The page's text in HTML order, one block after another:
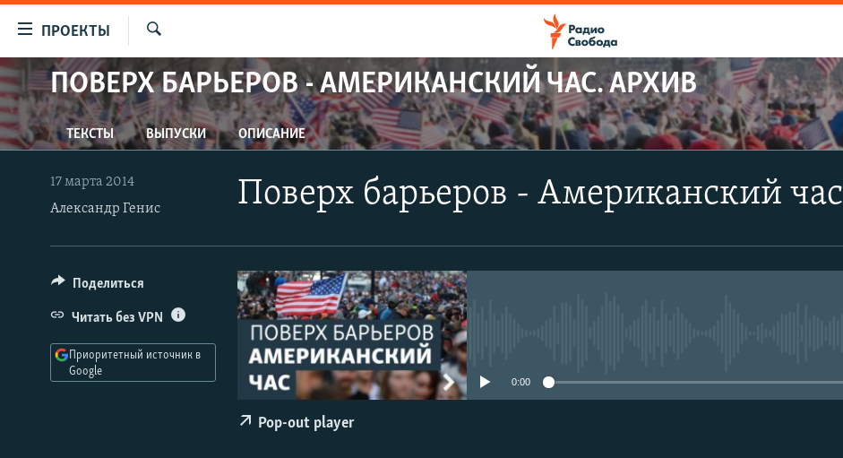
упрощенного
доступа
Вернуться
к
основному
содержанию
навигации
Вернутся
ПРОЕКТЫ
ПРОГРАММЫ
ПОДКАСТЫ
АВТОРСКИЕ ПРОЕКТЫ
ЦИТАТЫ СВОБОДЫ
МНЕНИЯ
КУЛЬТУРА
IDEL.РЕАЛИИ
КАВКАЗ.РЕАЛИИ
СЕВЕР.РЕАЛИИ
СИБИРЬ.РЕАЛИИ
Искать
ПОВЕРХ БАРЬЕРОВ - АМЕРИКАНСКИЙ ЧАС. АРХИВ
ТЕКСТЫ ВЫПУСКИ ОПИСАНИЕ
Поверх барьеров - Американский час
17 марта 2014
Александр Генис
0:00
Pop-out player
Поделиться
Читать без VPN
Приоритетный источник в
Google